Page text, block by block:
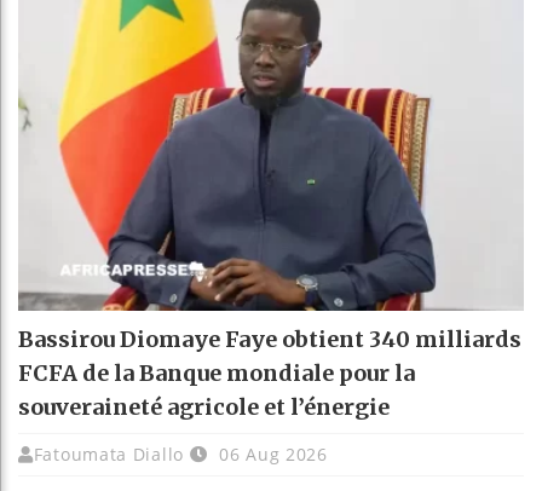
Bassirou Diomaye Faye obtient 340 milliards
FCFA de la Banque mondiale pour la
souveraineté agricole et l’énergie
Fatoumata Diallo 06 Aug 2026